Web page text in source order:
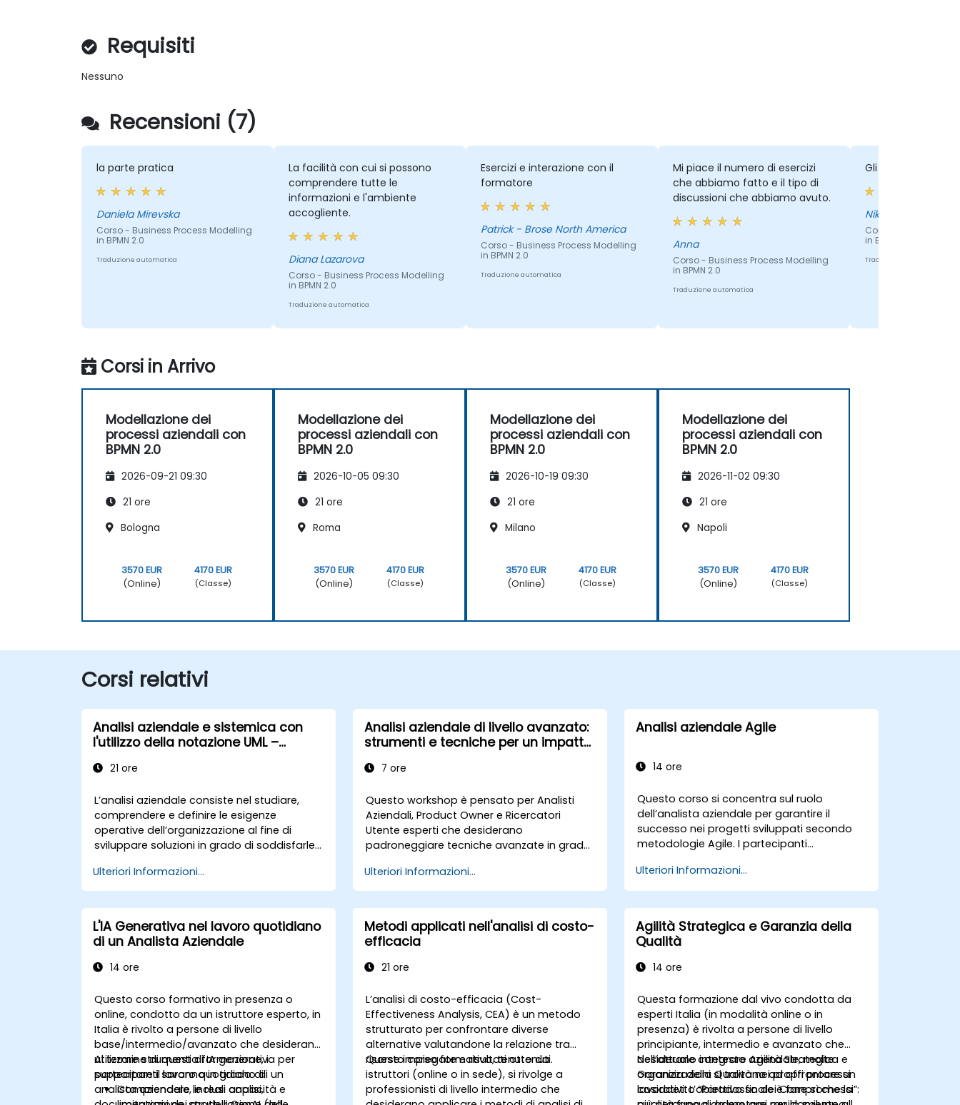
Requisiti
Nessuno
Recensioni (7)
la parte pratica
Daniela Mirevska
Corso - Business Process Modelling
in BPMN 2.0
Traduzione automatica
La facilità con cui si possono
comprendere tutte le
informazioni e l'ambiente
accogliente.
Diana Lazarova
Corso - Business Process Modelling
in BPMN 2.0
Traduzione automatica
Esercizi e interazione con il
formatore
Patrick - Brose North America
Corso - Business Process Modelling
in BPMN 2.0
Traduzione automatica
Mi piace il numero di esercizi
che abbiamo fatto e il tipo di
discussioni che abbiamo avuto.
Anna
Corso - Business Process Modelling
in BPMN 2.0
Traduzione automatica
Gli esercizi, la
Nikolay
Corso - Business
in BPMN 2.0
Traduzione automatica
Corsi in Arrivo
Modellazione dei
processi aziendali con
BPMN 2.0
2026-09-21 09:30
21 ore
Bologna
3570 EUR
(Online)
4170 EUR
(Classe)
Modellazione dei
processi aziendali con
BPMN 2.0
2026-10-05 09:30
21 ore
Roma
3570 EUR
(Online)
4170 EUR
(Classe)
Modellazione dei
processi aziendali con
BPMN 2.0
2026-10-19 09:30
21 ore
Milano
3570 EUR
(Online)
4170 EUR
(Classe)
Modellazione dei
processi aziendali con
BPMN 2.0
2026-11-02 09:30
21 ore
Napoli
3570 EUR
(Online)
4170 EUR
(Classe)
Corsi relativi
Analisi aziendale e sistemica con
l'utilizzo della notazione UML –
nella metodologia Scrum
21 ore
L’analisi aziendale consiste nel studiare,
comprendere e definire le esigenze
operative dell’organizzazione al fine di
sviluppare soluzioni in grado di soddisfarle.
gestione del cambiamento organizzativo
nonché nella progettazione di nuove
soluzioni aziendali. Lo scopo principale
dell’analisi aziendale è garantire che le
soluzioni tecnologiche, operative o
organizzative siano effettivamente
allineate agli obiettivi e alle necessità del
cruciale per il successo di progetti e
iniziative di cambiamento, assicurando che
le soluzioni adottate risultino appropriate,
realizzabili e pienamente conformi ai
requisiti aziendali.
Ulteriori Informazioni...
Analisi aziendale di livello avanzato:
strumenti e tecniche per un impatto
7 ore
Questo workshop è pensato per Analisti
Aziendali, Product Owner e Ricercatori
Utente esperti che desiderano
padroneggiare tecniche avanzate in grado
Grazie a esercitazioni pratiche e all’utilizzo
di strumenti concreti, i partecipanti
impareranno ad analizzare dati complessi,
ottimizzare i processi, coinvolgere
efficacemente le parti interessate e
tradurre la strategia in azioni concrete
mediante l’utilizzo degli OKR. Alla fine del
strumenti ben definito per incrementare il
proprio impatto e ottenere risultati
misurabili.
Ulteriori Informazioni...
Analisi aziendale Agile
14 ore
Questo corso si concentra sul ruolo
dell’analista aziendale per garantire il
successo nei progetti sviluppati secondo
metodologie Agile. I partecipanti
il Product Owner, lo Scrum Master e il cliente
al fine di facilitare l’intero processo di
si eserciteranno nelle situazioni più comuni
incontrate nella pratica quotidiana.
Ulteriori Informazioni...
L'IA Generativa nel lavoro quotidiano
di un Analista Aziendale
14 ore
Questo corso formativo in presenza o
online, condotto da un istruttore esperto, in
Italia è rivolto a persone di livello
base/intermedio/avanzato che desiderano
utilizzare strumenti di IA generativa per
supportare il lavoro quotidiano di un
analista aziendale, inclusi analisi,
Al termine di questa formazione, i
partecipanti saranno in grado di:
Comprendere le reali capacità e
Metodi applicati nell'analisi di costo-
efficacia
21 ore
L’analisi di costo-efficacia (Cost-
Effectiveness Analysis, CEA) è un metodo
strutturato per confrontare diverse
alternative valutandone la relazione tra
risorse impiegate e risultati ottenuti.
Questo corso formativo, tenuto da
istruttori (online o in sede), si rivolge a
professionisti di livello intermedio che
Agilità Strategica e Garanzia della
Qualità
14 ore
Questa formazione dal vivo condotta da
esperti Italia (in modalità online o in
presenza) è rivolta a persone di livello
principiante, intermedio e avanzato che
desiderano integrareAgilità Strategica e
Garanzia della Qualitànei propri processi
lavorativi. L’obiettivo finale è fare sì che la
Nell’attuale contesto aziendale, molte
organizzazioni si trovano ad affrontare un
cosiddetto “Paradosso dei Compromessi”: